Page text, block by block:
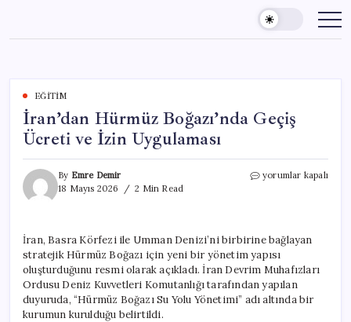
content
EĞITIM
İran’dan Hürmüz Boğazı’nda Geçiş
Ücreti ve İzin Uygulaması
By Emre Demir
18 Mayıs 2026
2 Min Read
İran’dan
ve
İzin
Uygulaması
için
yorumlar kapalı
İran, Basra Körfezi ile Umman Denizi’ni birbirine bağlayan
stratejik Hürmüz Boğazı için yeni bir yönetim yapısı
oluşturduğunu resmi olarak açıkladı. İran Devrim Muhafızları
Ordusu Deniz Kuvvetleri Komutanlığı tarafından yapılan
duyuruda, “Hürmüz Boğazı Su Yolu Yönetimi” adı altında bir
kurumun kurulduğu belirtildi.